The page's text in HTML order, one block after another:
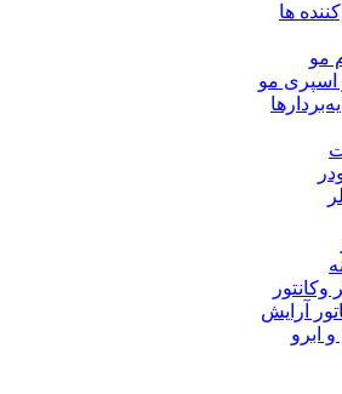
ها
مو
مو
وکانتور
آرایش
ابرو